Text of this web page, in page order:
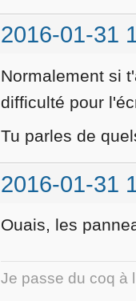
2016-01-31
Normalement si
difficulté pour
Tu parles de
2016-01-31
Ouais, les
Je passe du coq à